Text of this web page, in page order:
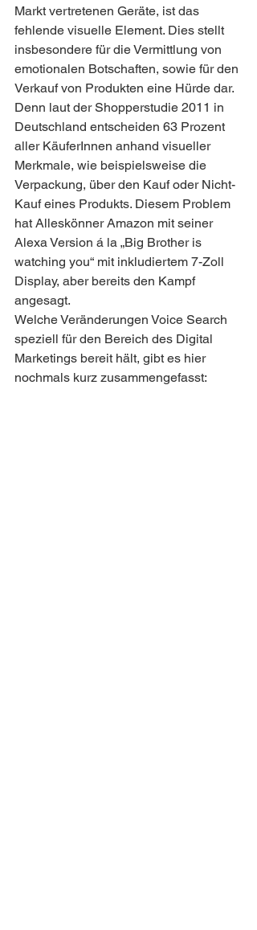
Markt vertretenen Geräte, ist das
fehlende visuelle Element. Dies stellt
insbesondere für die Vermittlung von
emotionalen Botschaften, sowie für den
Verkauf von Produkten eine Hürde dar.
Denn laut der Shopperstudie 2011 in
Deutschland entscheiden 63 Prozent
aller KäuferInnen anhand visueller
Merkmale, wie beispielsweise die
Verpackung, über den Kauf oder Nicht-
Kauf eines Produkts. Diesem Problem
hat Alleskönner Amazon mit seiner
Alexa Version á la „Big Brother is
watching you“ mit inkludiertem 7-Zoll
Display, aber bereits den Kampf
angesagt.
Welche Veränderungen Voice Search
speziell für den Bereich des Digital
Marketings bereit hält, gibt es hier
nochmals kurz zusammengefasst: